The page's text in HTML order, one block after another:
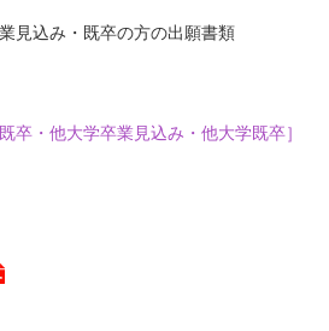
見込み・既卒の方の出願書類
卒・他大学卒業見込み・他大学既卒］